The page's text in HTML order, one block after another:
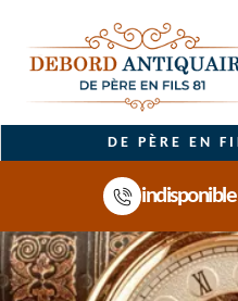
DE PÈRE EN
indisponible